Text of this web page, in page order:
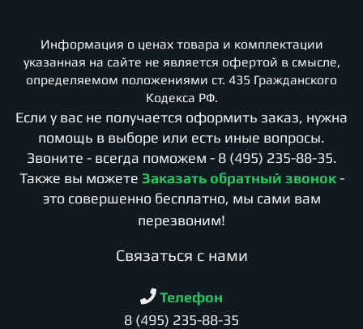
Информация о ценах товара и комплектации
указанная на сайте не является офертой в смысле,
определяемом положениями ст. 435 Гражданского
Кодекса РФ.
Если у вас не получается оформить заказ, нужна
помощь в выборе или есть иные вопросы.
Звоните - всегда поможем - 8 (495) 235-88-35.
Также вы можете Заказать обратный звонок -
это совершенно бесплатно, мы сами вам
перезвоним!
Cвязаться с нами
Телефон
8 (495) 235-88-35